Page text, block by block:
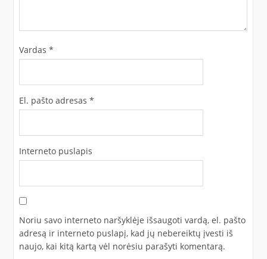
Vardas *
El. pašto adresas *
Interneto puslapis
Noriu savo interneto naršyklėje išsaugoti vardą, el. pašto
adresą ir interneto puslapį, kad jų nebereiktų įvesti iš
naujo, kai kitą kartą vėl norėsiu parašyti komentarą.